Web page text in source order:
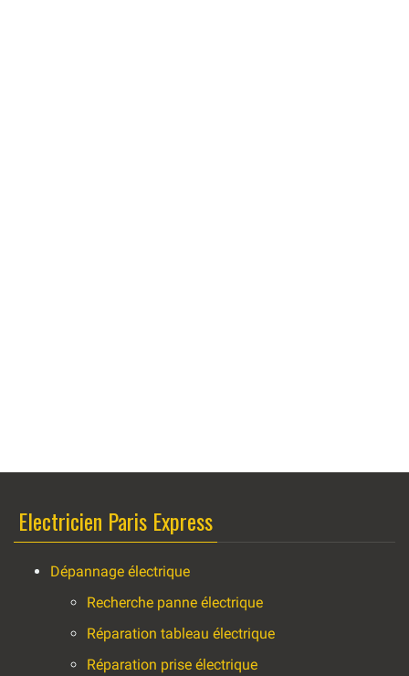
Electricien Paris Express
Dépannage électrique
Recherche panne électrique
Réparation tableau électrique
Réparation prise électrique